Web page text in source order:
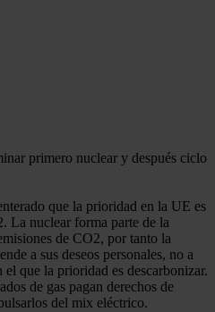
primero nuclear y después ciclo
que la prioridad en la UE es
La nuclear forma parte de la
de CO2, por tanto la
a sus deseos personales, no a
el que la prioridad es descarbonizar.
de gas pagan derechos de
del mix eléctrico.